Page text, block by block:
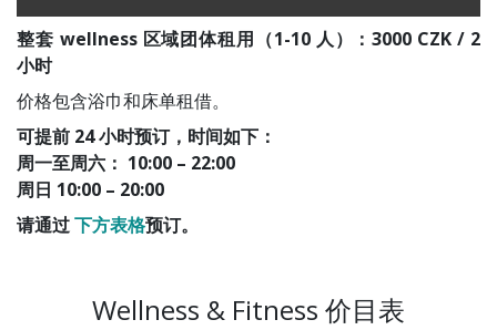
整套 wellness 区域团体租用（1-10 人）：3000 CZK / 2
小时
价格包含浴巾和床单租借。
可提前 24 小时预订，时间如下：
周一至周六： 10:00 – 22:00
周日 10:00 – 20:00
请通过下方表格预订。
Wellness & Fitness 价目表